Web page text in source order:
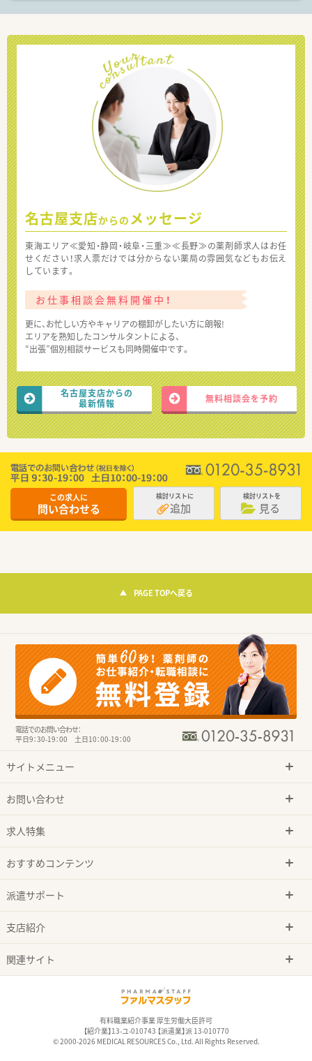
名古屋支店からの メッセージ
東海エリア≪愛知・静岡・岐阜・三重≫≪長野≫の薬剤師求人はお任
せください！求人票だけでは分からない薬局の雰囲気などもお伝え
しています。
お仕事相談会無料開催中！
更に、お忙しい方やキャリアの棚卸がしたい方に朗報!
エリアを熟知したコンサルタントによる、
“出張”個別相談サービスも同時開催中です。
名古屋支店からの
最新情報
無料相談会を予約
この求人に
問い合わせる
検討リストに
追加
検討リストを
見る
PAGE TOPへ戻る
電話でのお問い合わせ：
平日9：30-19：00 土日10：00-19：00
サイトメニュー
お問い合わせ
求人特集
おすすめコンテンツ
派遣サポート
支店紹介
関連サイト
有料職業紹介事業 厚生労働大臣許可
【紹介業】13-ユ-010743 【派遣業】派 13-010770
© 2000-2026 MEDICAL RESOURCES Co., Ltd. All Rights Reserved.